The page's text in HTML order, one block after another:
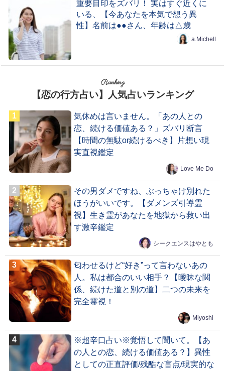
重要目印をズバリ！ 実はすぐ近くに
いる、【今あなたを本気で想う異
性】名前は●●さん、年齢は△歳
a.Michell
Ranking
【恋の行方占い】人気占いランキング
気休めは言いません。「あの人との
恋、続ける価値ある？」ズバリ断言
【時間の無駄or続けるべき】片想い現
実直視鑑定
Love Me Do
その男ダメですね、ぶっちゃけ別れた
ほうがいいです。【ダメンズ引導霊
視】生き霊があなたを地獄から救い出
す激辛鑑定
シークエンスはやとも
匂わせるけど“好き”って言わないあの
人。私は都合のいい相手？【曖昧な関
係、続けた道と別の道】二つの未来を
完全霊視！
Miyoshi
※超辛口占い※覚悟して聞いて。【あ
の人との恋、続ける価値ある？】異性
としての正直評価/残酷な盲点/現実的な